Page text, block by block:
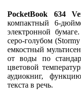
PocketBook 634
компактный 6-
электронной
серо-голубом
емкостный
от воды по
цветовой
аудиокниг,
текста в речь.